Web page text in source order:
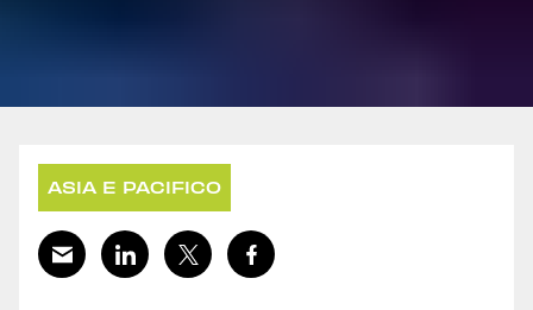
ASIA E PACIFICO